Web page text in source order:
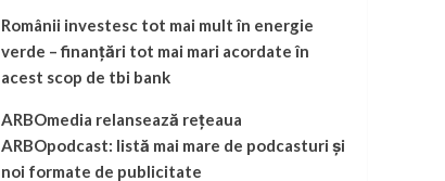
Românii investesc tot mai mult în energie
verde – finanțări tot mai mari acordate în
acest scop de tbi bank
ARBOmedia relansează rețeaua
ARBOpodcast: listă mai mare de podcasturi și
noi formate de publicitate